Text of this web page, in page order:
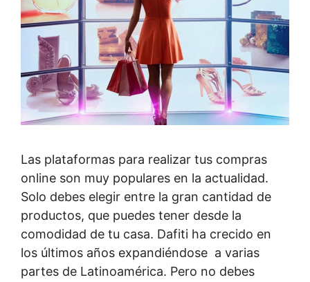
Las plataformas para realizar tus compras
online son muy populares en la actualidad.
Solo debes elegir entre la gran cantidad de
productos, que puedes tener desde la
comodidad de tu casa. Dafiti ha crecido en
los últimos años expandiéndose a varias
partes de Latinoamérica. Pero no debes